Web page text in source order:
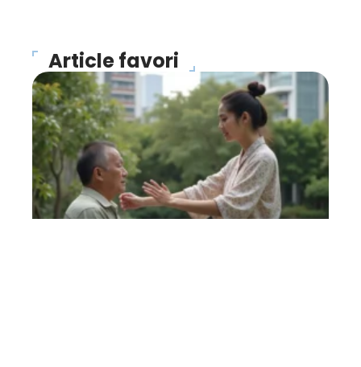
Article favori